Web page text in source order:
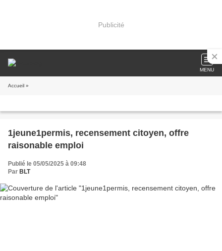
Publicité
MENU
Accueil »
1jeune1permis, recensement citoyen, offre
raisonable emploi
Publié le 05/05/2025 à 09:48
Par BLT